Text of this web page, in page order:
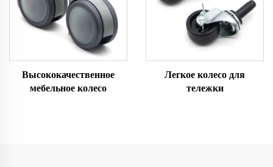
Высококачественное
мебельное колесо
Легкое колесо для
тележки